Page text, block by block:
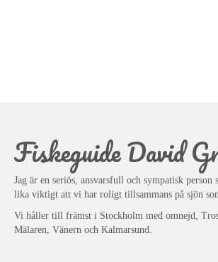
Fiskeguide David
Jag är en seriös, ansvarsfull och sympatisk person
lika viktigt att vi har roligt tillsammans på sjön
Vi håller till främst i Stockholm med omnejd,
Mälaren, Vänern och Kalmarsund.